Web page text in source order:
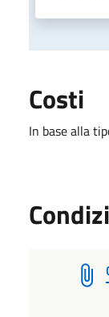
Costi
In base alla